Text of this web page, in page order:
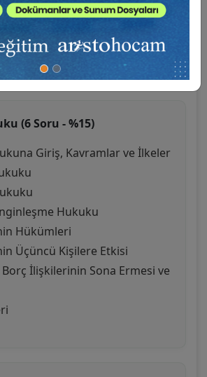
(6 Soru - %15)
Giriş, Kavramlar ve İlkeler
Hukuku
Hükümleri
Üçüncü Kişilere Etkisi
Borç İlişkilerinin Sona Ermesi ve